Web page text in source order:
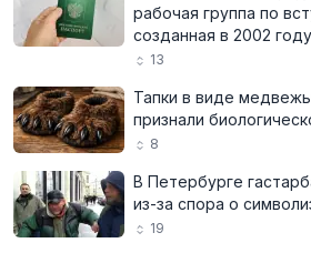
рабочая группа по
созданная в 2002 году
13
Тапки в виде
признали
8
В Петербурге
из-за спора о
19